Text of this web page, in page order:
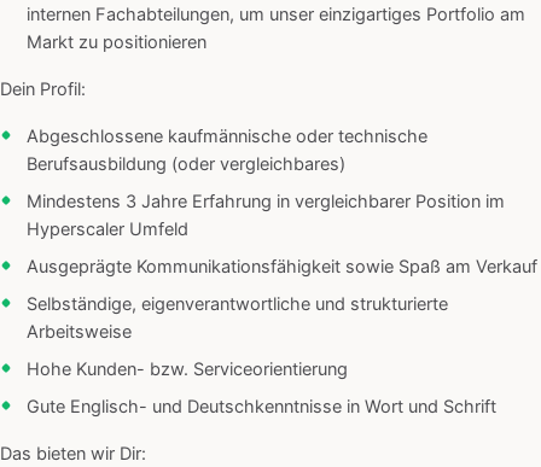
internen Fachabteilungen, um unser einzigartiges Portfolio am
Markt zu positionieren
Dein Profil:
Abgeschlossene kaufmännische oder technische
Berufsausbildung (oder vergleichbares)
Mindestens 3 Jahre Erfahrung in vergleichbarer Position im
Hyperscaler Umfeld
Ausgeprägte Kommunikationsfähigkeit sowie Spaß am Verkauf
Selbständige, eigenverantwortliche und strukturierte
Arbeitsweise
Hohe Kunden- bzw. Serviceorientierung
Gute Englisch- und Deutschkenntnisse in Wort und Schrift
Das bieten wir Dir: